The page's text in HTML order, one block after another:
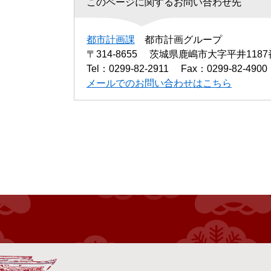
都市計画課
都市計画グループ
〒314-8655
茨城県鹿嶋市大字平井1187
Tel：0299-82-2911
Fax：0299-82-4900
メールでのお問い合わせはこちら